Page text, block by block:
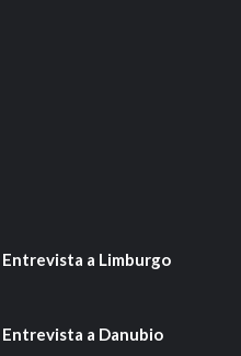
a Limburgo
a Danubio